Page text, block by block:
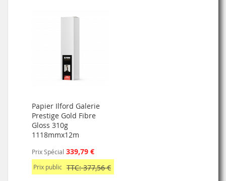
Papier Ilford Galerie
Prestige Gold Fibre
Gloss 310g
1118mmx12m
Prix Spécial 339,79 €
Prix public TTC: 377,56 €